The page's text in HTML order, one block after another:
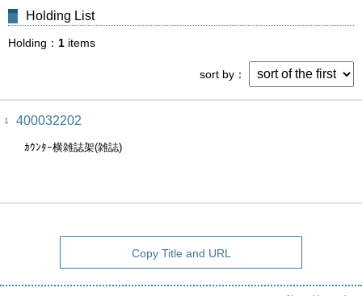
Holding List
Holding 1 items
sort by
1 400032202
ｶｳﾝﾀｰ横雑誌架(雑誌)
Copy Title and URL